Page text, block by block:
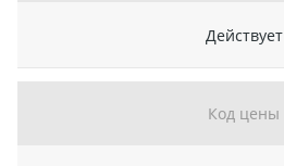
Действует
Код цены